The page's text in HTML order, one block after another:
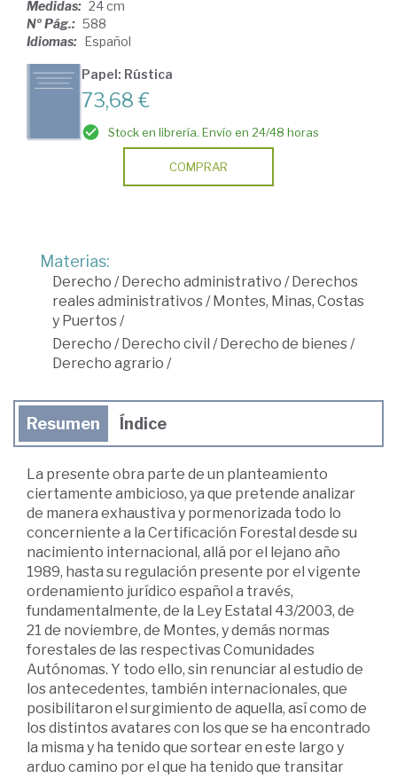
Medidas: 24 cm
Nº Pág.: 588
Idiomas: Español
Papel: Rústica
73,68 €
Stock en librería. Envío en 24/48 horas
COMPRAR
Materias:
Derecho / Derecho administrativo / Derechos
reales administrativos/ Montes, Minas, Costas
y Puertos/
Derecho / Derecho civil / Derecho de bienes/
Derecho agrario /
Resumen Índice
La presente obra parte de un planteamiento
ciertamente ambicioso, ya que pretende analizar
de manera exhaustiva y pormenorizada todo lo
concerniente a la Certificación Forestal desde su
nacimiento internacional, allá por el lejano año
1989, hasta su regulación presente por el vigente
ordenamiento jurídico español a través,
fundamentalmente, de la Ley Estatal 43/2003, de
21 de noviembre, de Montes, y demás normas
forestales de las respectivas Comunidades
Autónomas. Y todo ello, sin renunciar al estudio de
los antecedentes, también internacionales, que
posibilitaron el surgimiento de aquella, así como de
los distintos avatares con los que se ha encontrado
la misma y ha tenido que sortear en este largo y
arduo camino por el que ha tenido que transitar